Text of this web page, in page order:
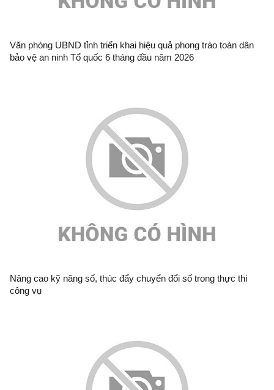
Văn phòng UBND tỉnh triển khai hiệu quả phong trào toàn dân
bảo vệ an ninh Tổ quốc 6 tháng đầu năm 2026
Nâng cao kỹ năng số, thúc đẩy chuyển đổi số trong thực thi
công vụ